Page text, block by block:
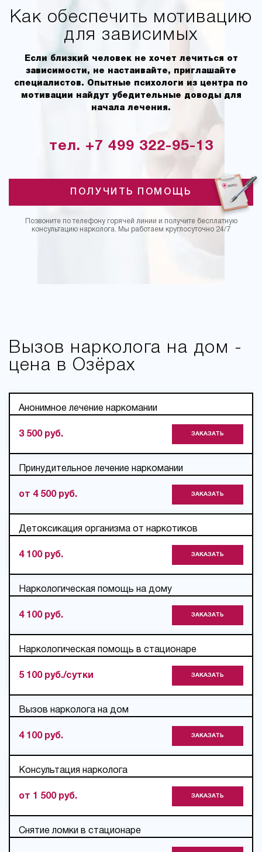
Как обеспечить мотивацию
для зависимых
Если близкий человек не хочет лечиться от
зависимости, не настаивайте, приглашайте
специалистов. Опытные психологи из центра по
мотивации найдут убедительные доводы для
начала лечения.
тел. +7 499 322-95-13
ПОЛУЧИТЬ ПОМОЩЬ
Позвоните по телефону горячей линии и получите бесплатную
консультацию нарколога. Мы работаем круглосуточно 24/7
Вызов нарколога на дом -
цена в Озёрах
Анонимное лечение наркомании
3 500 руб. ЗАКАЗАТЬ
Принудительное лечение наркомании
от 4 500 руб. ЗАКАЗАТЬ
Детоксикация организма от наркотиков
4 100 руб. ЗАКАЗАТЬ
Наркологическая помощь на дому
4 100 руб. ЗАКАЗАТЬ
Наркологическая помощь в стационаре
5 100 руб./сутки ЗАКАЗАТЬ
Вызов нарколога на дом
4 100 руб. ЗАКАЗАТЬ
Консультация нарколога
от 1 500 руб. ЗАКАЗАТЬ
Снятие ломки в стационаре